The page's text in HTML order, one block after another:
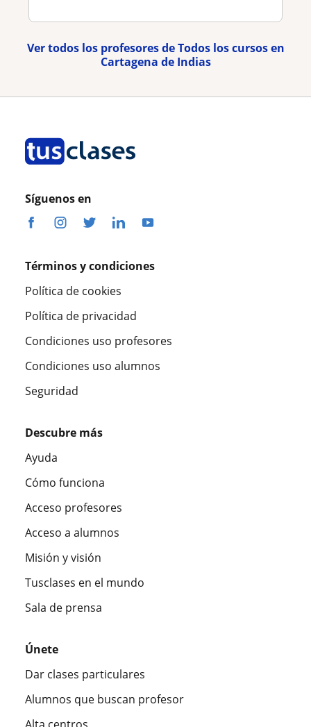
Ver todos los profesores de Todos los cursos en
Cartagena de Indias
Síguenos en
Términos y condiciones
Política de cookies
Política de privacidad
Condiciones uso profesores
Condiciones uso alumnos
Seguridad
Descubre más
Ayuda
Cómo funciona
Acceso profesores
Acceso a alumnos
Misión y visión
Tusclases en el mundo
Sala de prensa
Únete
Dar clases particulares
Alumnos que buscan profesor